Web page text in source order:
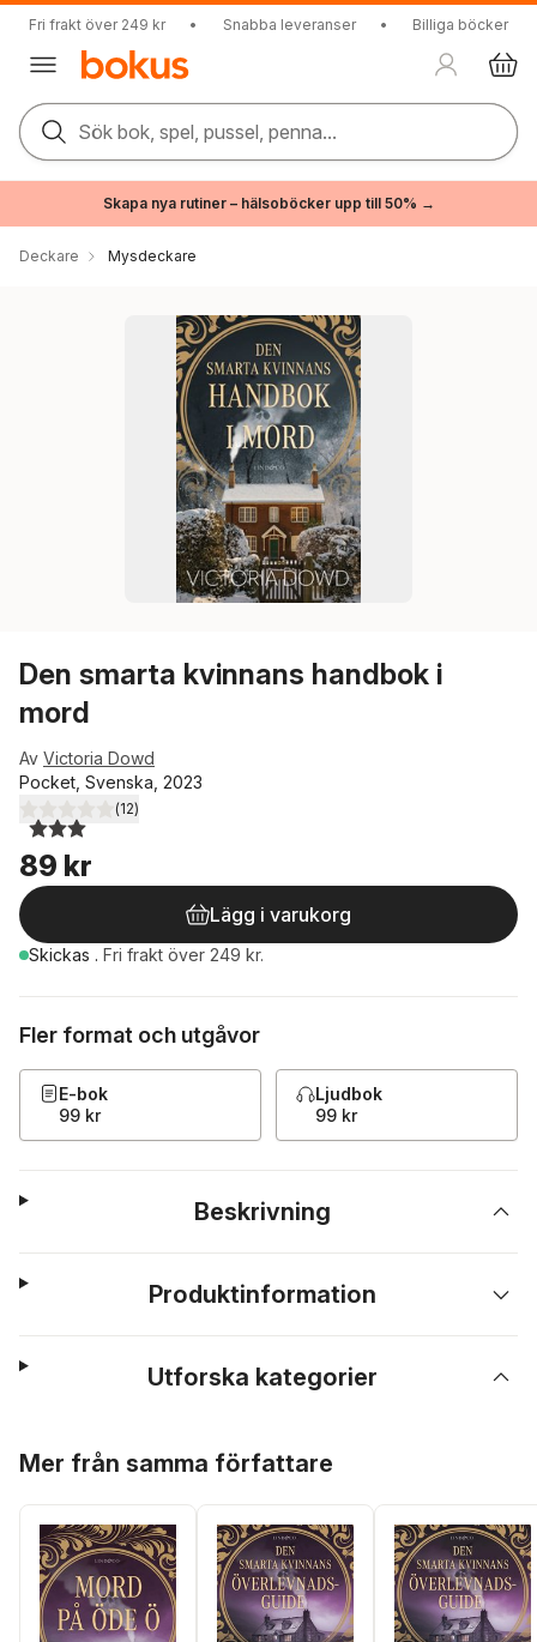
Fri frakt över 249 kr • Snabba leveranser • Billiga böcker
Sök bok, spel, pussel, penna...
Skapa nya rutiner – hälsoböcker upp till 50% →
Deckare Mysdeckare
Den smarta kvinnans handbok i
mord
Av Victoria Dowd
Pocket, Svenska, 2023
3,0utav 5 stjärnor. Totalt antal röster:
(12)
89 kr
Lägg i varukorg
Skickas . Fri frakt över 249 kr.
Fler format och utgåvor
E-bok
99 kr
Ljudbok
99 kr
Beskrivning
Produktinformation
Utforska kategorier
Mer från samma författare